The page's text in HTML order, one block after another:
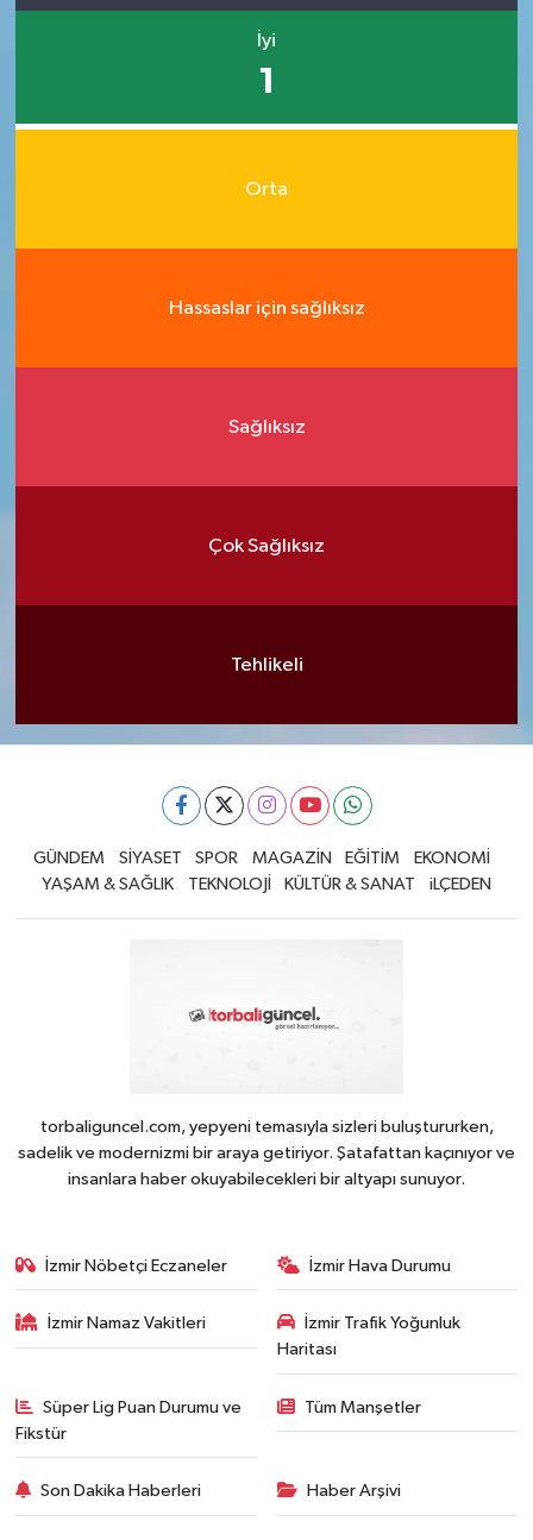
İyi
1
Orta
Hassaslar için sağlıksız
Sağlıksız
Çok Sağlıksız
Tehlikeli
GÜNDEM SİYASET SPOR MAGAZİN EĞİTİM
EKONOMİ
YAŞAM & SAĞLIK
TEKNOLOJİ KÜLTÜR & SANAT iLÇEDEN
torbaliguncel.com, yepyeni temasıyla sizleri buluştururken,
sadelik ve modernizmi bir araya getiriyor. Şatafattan kaçınıyor ve
insanlara haber okuyabilecekleri bir altyapı sunuyor.
İzmir Nöbetçi Eczaneler İzmir Hava Durumu
İzmir Namaz Vakitleri
İzmir Trafik Yoğunluk
Haritası
Süper Lig Puan Durumu ve
Fikstür
Tüm Manşetler
Son Dakika Haberleri Haber Arşivi